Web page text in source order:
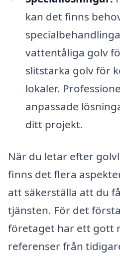
kan det finns
vattentåliga golv
slitstarka golv för
lokaler.
anpassade
ditt projekt.
När du letar efter
finns det flera
att säkerställa att du
tjänsten. För det
företaget har ett gott
referenser från